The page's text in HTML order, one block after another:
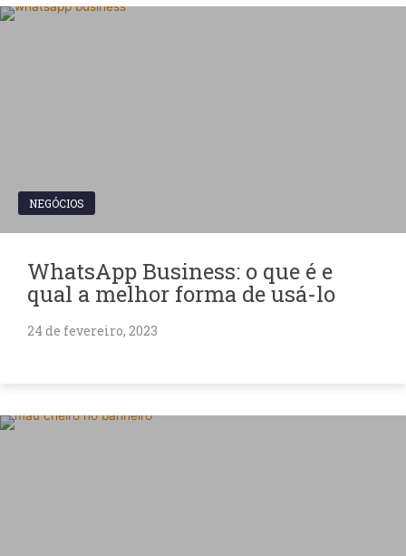
NEGÓCIOS
WhatsApp Business: o que é e
qual a melhor forma de usá-lo
24 de fevereiro, 2023